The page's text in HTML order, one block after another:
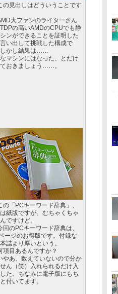
の見出しはどういうことです
大ファンのライターさん
の高いAMDのCPUでも静
ンができることを証明した
い出して挑戦した構成で
かし結果は……
マシンにはなった、とだけ
おきましょう……。
の「PCキーワード辞典」、
紙版ですが、むちゃくちゃ
ですけど。
回のPCキーワード辞典は、
ージのお得版です。付録な
誌より厚いという。
項目あるんですか？
やあ、数えていないので分か
ん（笑）入れられるだけ入
た。ちなみに電子版にもち
付いてます。